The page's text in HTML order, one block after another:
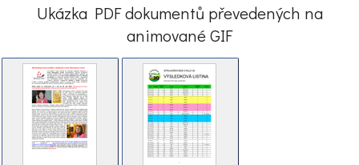
Ukázka PDF dokumentů převedených na
animované GIF